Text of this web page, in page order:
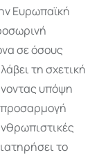
Ευρωπαϊκή
σε όσους
τη σχετική
υπόψη
προσαρμογή
το